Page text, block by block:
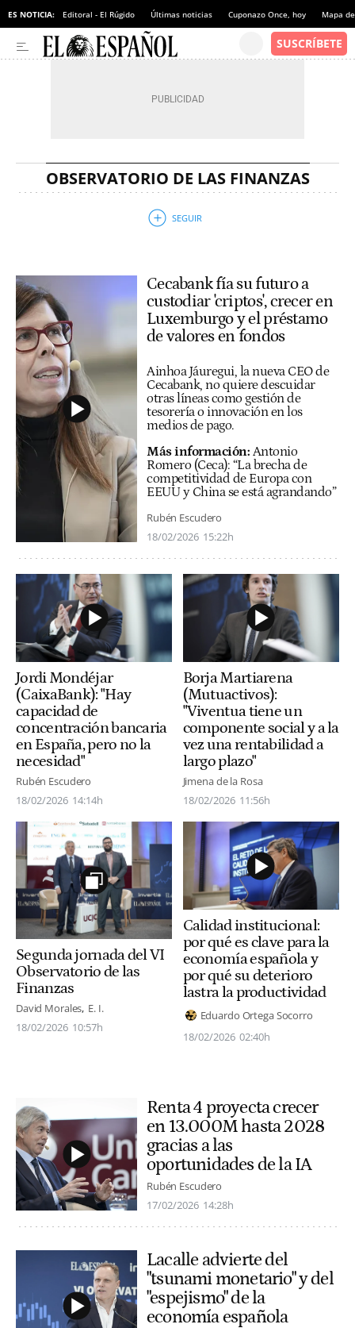
ES NOTICIA: Editoral - El Rúgido Últimas noticias Cuponazo Once, hoy Mapa
OBSERVATORIO DE LAS FINANZAS
Cecabank fía su futuro a
custodiar 'criptos', crecer en
Luxemburgo y el préstamo
de valores en fondos
Ainhoa Jáuregui, la nueva CEO de
Cecabank, no quiere descuidar
otras líneas como gestión de
tesorería o innovación en los
medios de pago.
Más información: Antonio
Romero (Ceca): “La brecha de
competitividad de Europa con
EEUU y China se está agrandando”
Rubén Escudero
18/02/2026 15:22h
Jordi Mondéjar
(CaixaBank): "Hay
capacidad de
concentración bancaria
en España, pero no la
necesidad"
Rubén Escudero
18/02/2026 14:14h
Borja Martiarena
(Mutuactivos):
"Viventua tiene un
componente social y a la
vez una rentabilidad a
largo plazo"
Jimena de la Rosa
18/02/2026 11:56h
Segunda jornada del VI
Observatorio de las
Finanzas
David Morales E. I.
18/02/2026 10:57h
Calidad institucional:
por qué es clave para la
economía española y
por qué su deterioro
lastra la productividad
Eduardo Ortega Socorro
18/02/2026 02:40h
Renta 4 proyecta crecer
en 13.000M hasta 2028
gracias a las
oportunidades de la IA
Rubén Escudero
17/02/2026 14:28h
Lacalle advierte del
"tsunami monetario" y del
"espejismo" de la
economía española